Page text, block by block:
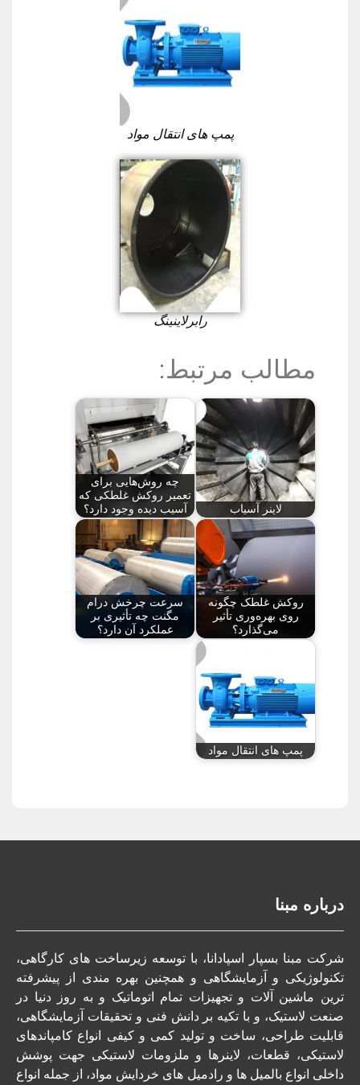
پمپ های انتقال مواد
رابرلاینینگ
مطالب مرتبط:
لاینر آسیاب
چه روش‌هایی برای
تعمیر روکش غلطکی که
آسیب ‌دیده وجود دارد؟
روکش غلطک چگونه
روی بهره‌وری تأثیر
می‌گذارد؟
سرعت چرخش درام
مگنت چه تأثیری بر
عملکرد آن دارد؟
پمپ های انتقال مواد
درباره مبنا
شرکت مبنا بسپار اسپادانا، با توسعه زیرساخت های کارگاهی،
تکنولوژیکی و آزمایشگاهی و همچنین بهره مندی از پیشرفته
ترین ماشین آلات و تجهیزات تمام اتوماتیک و به روز دنیا در
صنعت لاستیک، و با تکیه بر دانش فنی و تحقیقات آزمایشگاهی،
قابلیت طراحی، ساخت و تولید کمی و کیفی انواع کامپاندهای
لاستیکی، قطعات، لاینرها و ملزومات لاستیکی جهت پوشش
داخلی انواع بالمیل ها و رادمیل های خردایش مواد، از جمله انواع